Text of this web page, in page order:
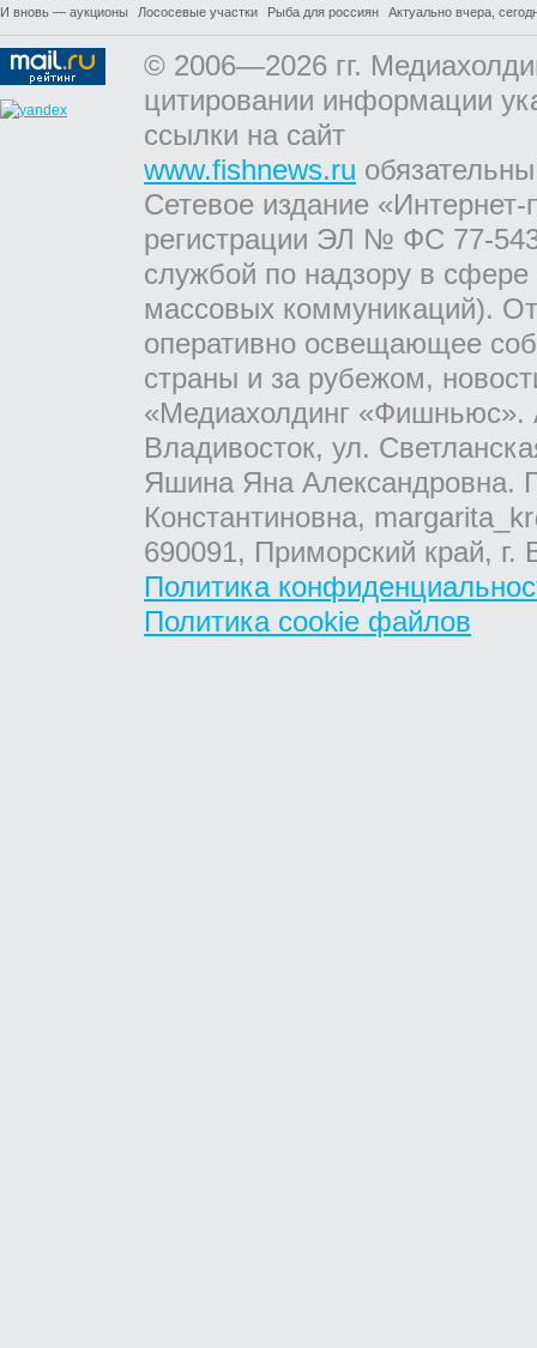
И вновь — аукционы
Лососевые участки Рыба для россиян Актуально вчера,
© 2006—2026 гг.
цитировании информации
ссылки на сайт
www.fishnews.ru
Сетевое издание
регистрации ЭЛ № ФС 77-
службой по надзору в
массовых коммуникаций).
оперативно освещающее
страны и за рубежом,
«Медиахолдинг «Фишньюс».
Владивосток, ул.
Яшина Яна Александровна.
Константиновна,
690091, Приморский край,
Политика
Политика cookie файлов